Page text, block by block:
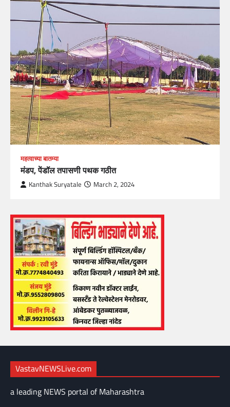
महत्वाच्या बातम्या
मंडप, पेंडॉल तपासणी पथक गठीत
Kanthak Suryatale March 2, 2024
VastavNEWSLive.com
a leading NEWS portal of Maharashtra